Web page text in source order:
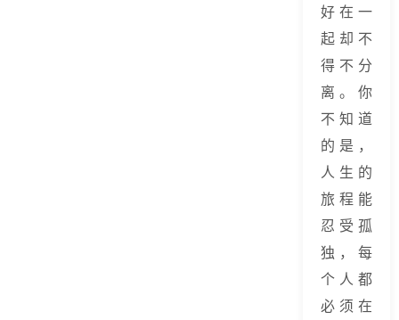
好在一
起却不
得不分
离。你
不知道
的是，
人生的
旅程能
忍受孤
独，每
个人都
必须在